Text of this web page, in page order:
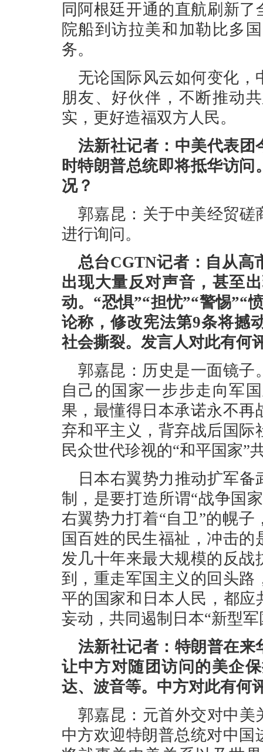
同阿根廷开通的直航刷新
院船到访拉美和加勒比多
务。
无论国际风云如何变化
朋友、好伙伴，不断推动
实，更好造福双方人民。
法新社记者：中美代表团
时特朗普总统即将抵华访
况？
郭嘉昆：关于中美经贸磋
进行询问。
总台CGTN记者：自从高
出现大量反对声音，甚至
动。“恐惧”“担忧”“警惕”“
论称，修改宪法第9条将撼
社会撕裂。发言人对此有何
郭嘉昆：历史是一面镜子
自己的国家一步步走向军
果，最懂得日本承诺永不
弃和平主义，背弃战后国
民众世代珍视的“和平国家”
日本右翼势力推动扩军
制，是要打造所谓“战争国
右翼势力打着“自卫”的幌
国百姓的民生福祉，冲击
发几十年来最大规模的反
到，重走军国主义的回头
平的国家和日本人民，都应
妄动，共同遏制日本“新型
法新社记者：特朗普在来
让中方对随团访问的美企
达、波音等。中方对此有何
郭嘉昆：元首外交对中美
中方欢迎特朗普总统对中